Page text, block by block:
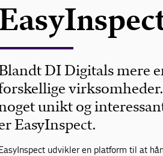
DI Digitals mere
unikt og
EasyInspect.
udvikler en platform til at